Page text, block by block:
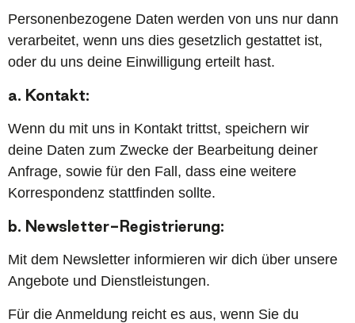
Personenbezogene Daten werden von uns nur dann
verarbeitet, wenn uns dies gesetzlich gestattet ist,
oder du uns deine Einwilligung erteilt hast.
a. Kontakt:
Wenn du mit uns in Kontakt trittst, speichern wir
deine Daten zum Zwecke der Bearbeitung deiner
Anfrage, sowie für den Fall, dass eine weitere
Korrespondenz stattfinden sollte.
b. Newsletter-Registrierung:
Mit dem Newsletter informieren wir dich über unsere
Angebote und Dienstleistungen.
Für die Anmeldung reicht es aus, wenn Sie du